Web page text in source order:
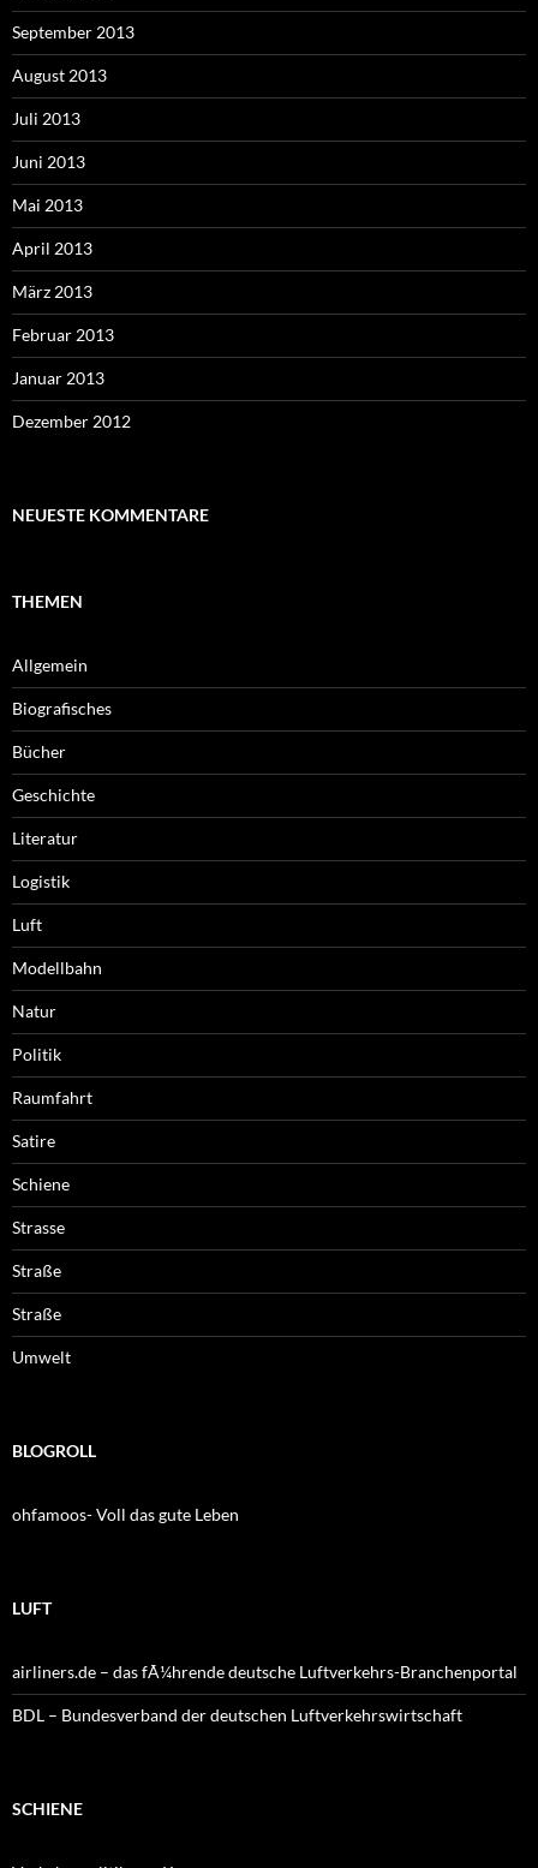
September 2013
August 2013
Juli 2013
Juni 2013
Mai 2013
April 2013
März 2013
Februar 2013
Januar 2013
Dezember 2012
NEUESTE KOMMENTARE
THEMEN
Allgemein
Biografisches
Bücher
Geschichte
Literatur
Logistik
Luft
Modellbahn
Natur
Politik
Raumfahrt
Satire
Schiene
Strasse
Straße
Straße
Umwelt
BLOGROLL
ohfamoos- Voll das gute Leben
LUFT
airliners.de – das fÃ¼hrende deutsche Luftverkehrs-Branchenportal
BDL – Bundesverband der deutschen Luftverkehrswirtschaft
SCHIENE